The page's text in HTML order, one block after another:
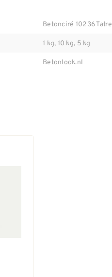
Betonciré 10236 Tatre
1 kg, 10 kg, 5 kg
Betonlook.nl